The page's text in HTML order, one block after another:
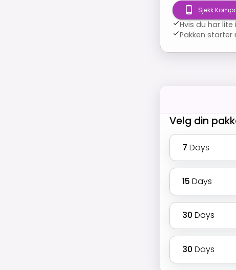
Sjekk
Hvis du har
Pakken
Velg din
7 Days
15 Days
30 Days
30 Days